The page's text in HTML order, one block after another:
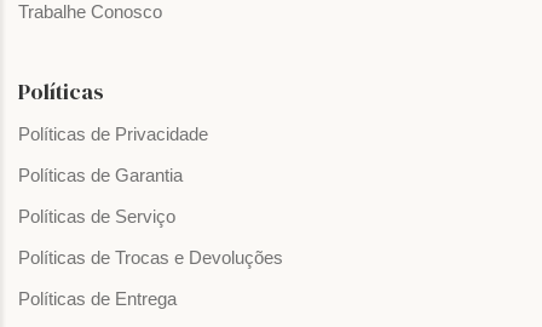
Trabalhe Conosco
Políticas
Políticas de Privacidade
Políticas de Garantia
Políticas de Serviço
Políticas de Trocas e Devoluções
Políticas de Entrega